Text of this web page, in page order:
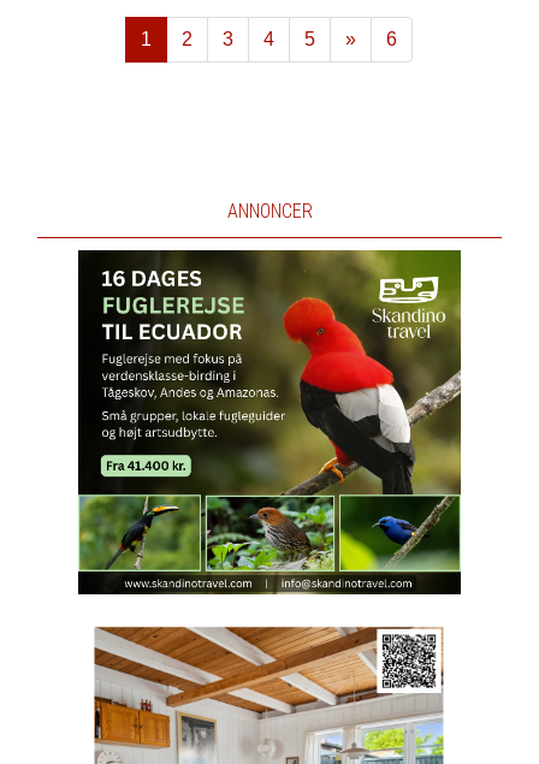
1 2 3 4 5
»
Næste
6
ANNONCER